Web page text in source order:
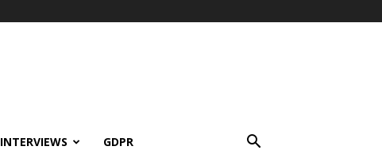
INTERVIEWS GDPR